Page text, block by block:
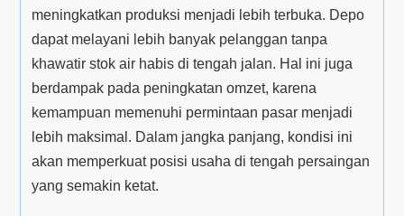
meningkatkan produksi menjadi lebih terbuka. Depo
dapat melayani lebih banyak pelanggan tanpa
khawatir stok air habis di tengah jalan. Hal ini juga
berdampak pada peningkatan omzet, karena
kemampuan memenuhi permintaan pasar menjadi
lebih maksimal. Dalam jangka panjang, kondisi ini
akan memperkuat posisi usaha di tengah persaingan
yang semakin ketat.